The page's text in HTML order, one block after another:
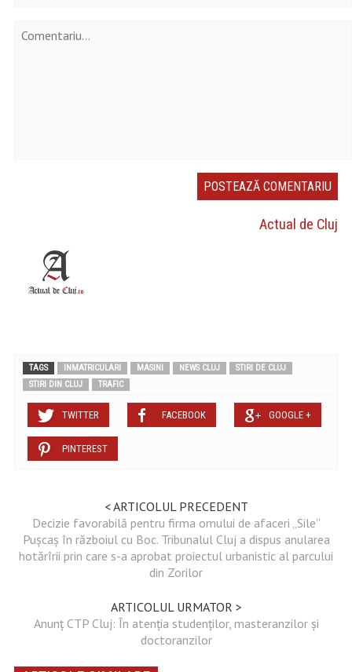
Actual de Cluj
TAGS INMATRICULARI MASINI NEWS CLUJ
STIRI DE CLUJ
STIRI DIN CLUJ
TRAFIC
TWITTER FACEBOOK GOOGLE +
PINTEREST
< ARTICOLUL PRECEDENT
Decizie favorabilă pentru firma omului de afaceri „Sile”
Pușcaș în războiul cu Boc. Tribunalul Cluj a dispus anularea
hotărîrii prin care s-a aprobat proiectul urbanistic al parcului
din Zorilor
ARTICOLUL URMATOR >
Anunț CTP Cluj: În atenția studenților, masteranzilor și
doctoranzilor